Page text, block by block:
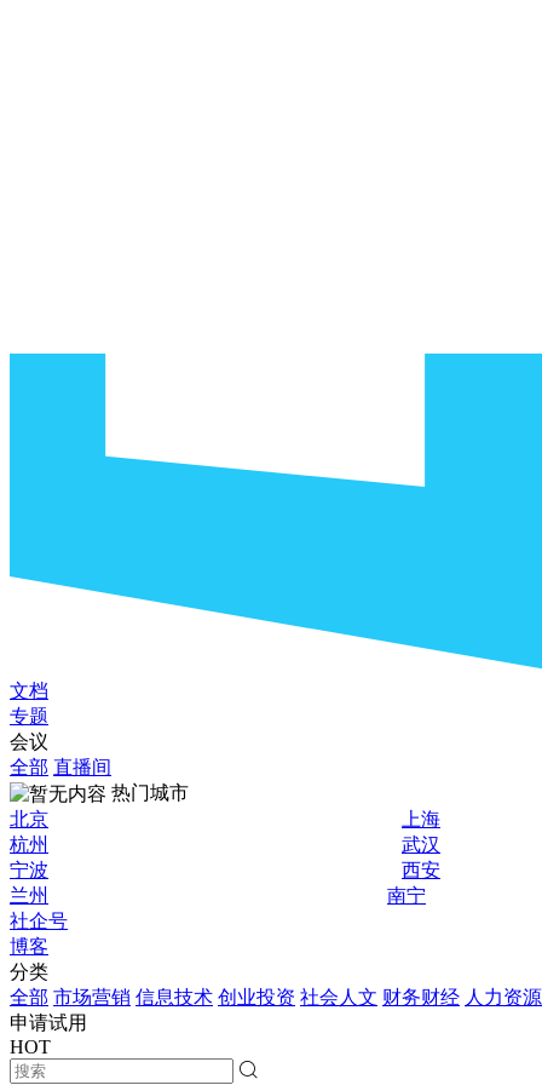
文档
专题
会议
全部 直播间
热门城市
北京
上海
杭州
武汉
宁波
西安
兰州
南宁
社企号
博客
分类
全部 市场营销 信息技术 创业投资 社会人文 财务财经 人力资源
申请试用
HOT